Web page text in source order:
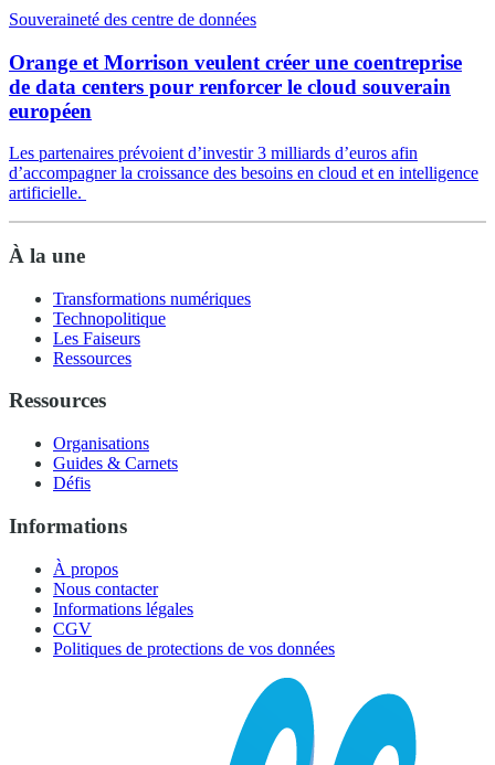
Souveraineté des centre de données
Orange et Morrison veulent créer une coentreprise
de data centers pour renforcer le cloud souverain
européen
Les partenaires prévoient d’investir 3 milliards d’euros afin
d’accompagner la croissance des besoins en cloud et en intelligence
artificielle.
À la une
Transformations numériques
Technopolitique
Les Faiseurs
Ressources
Ressources
Organisations
Guides & Carnets
Défis
Informations
À propos
Nous contacter
Informations légales
CGV
Politiques de protections de vos données